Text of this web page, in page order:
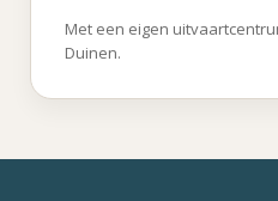
Met een eigen
Duinen.